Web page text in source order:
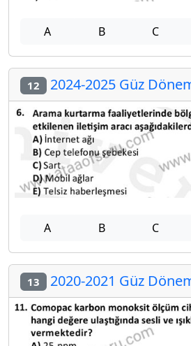
A B C
12 2024-2025 Güz
A B C
13 2020-2021 Güz